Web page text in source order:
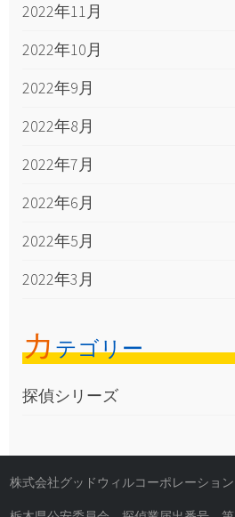
2022年11月
2022年10月
2022年9月
2022年8月
2022年7月
2022年6月
2022年5月
2022年3月
カテゴリー
探偵シリーズ
株式会社グッドウィルコーポレーション